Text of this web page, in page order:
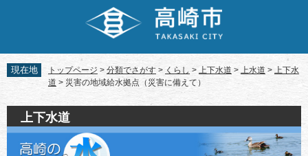
先
頭
す。
を
飛
し
現在地 トップページ > 分類でさがす > くらし > 上下水道 > 上水道 > 上下水
道 > 災害の地域給水拠点（災害に備えて）
上下水道